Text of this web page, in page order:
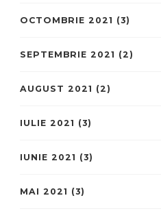
OCTOMBRIE 2021 (3)
SEPTEMBRIE 2021 (2)
AUGUST 2021 (2)
IULIE 2021 (3)
IUNIE 2021 (3)
MAI 2021 (3)